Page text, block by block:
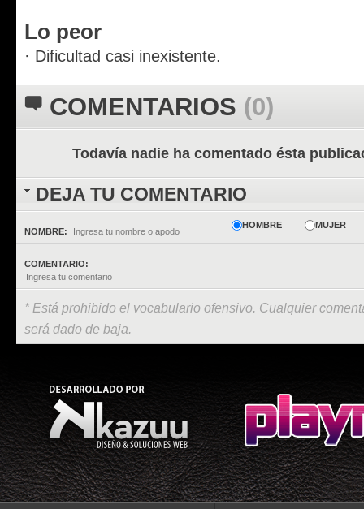
Lo peor
· Dificultad casi inexistente.
COMENTARIOS (0)
Todavía nadie ha comentado ésta
DEJA TU COMENTARIO
NOMBRE:
HOMBRE MUJER
COMENTARIO:
* Está prohibido el vocabulario ofensivo. Cualquier
será dado de baja.